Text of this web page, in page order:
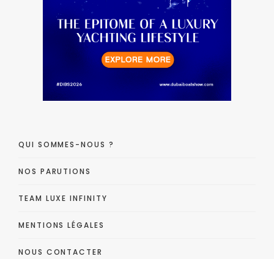
QUI SOMMES-NOUS ?
NOS PARUTIONS
TEAM LUXE INFINITY
MENTIONS LÉGALES
NOUS CONTACTER